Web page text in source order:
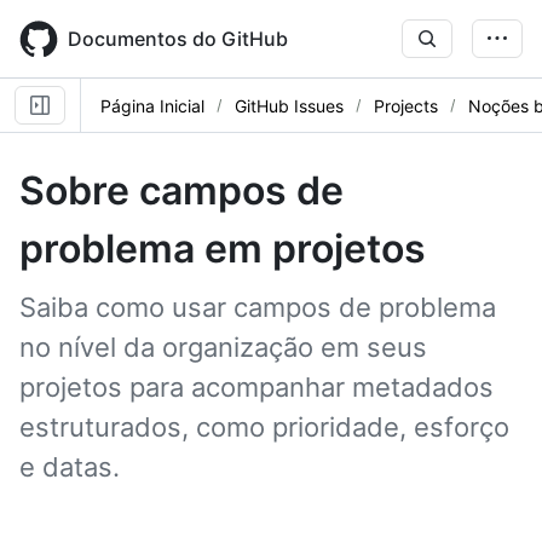
main
content
Documentos do GitHub
Página Inicial GitHub Issues Projects Noções
Sobre campos de
problema em projetos
Saiba como usar campos de problema
no nível da organização em seus
projetos para acompanhar metadados
estruturados, como prioridade, esforço
e datas.